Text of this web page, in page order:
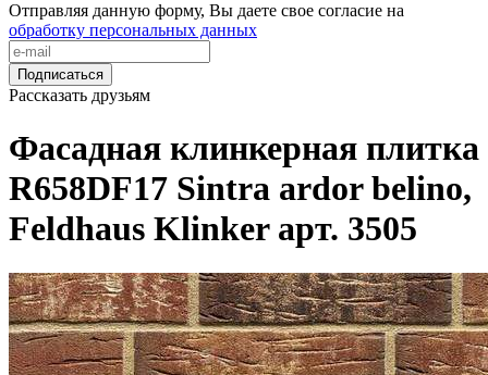
Отправляя данную форму, Вы даете свое согласие на
обработку персональных данных
Подписаться
Рассказать друзьям
Фасадная клинкерная плитка
R658DF17 Sintra ardor belino,
Feldhaus Klinker арт. 3505